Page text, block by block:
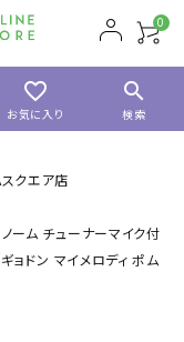
0
favorite_border
お気に入り
search
検索
クエア店
ーム チューナーマイク付
ドン マイメロディ ポム